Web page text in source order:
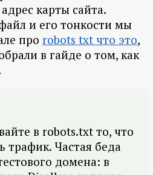
карты сайта.
и его тонкости мы
про robots txt что это,
в гайде о том, как
в robots.txt то, что
трафик. Частая беда
домена: в